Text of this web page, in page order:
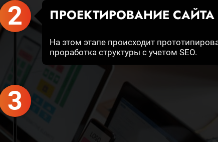
2 ПРОЕКТИРОВАНИЕ САЙТА
На этом этапе происходит
проработка структуры с учетом SEO.
3